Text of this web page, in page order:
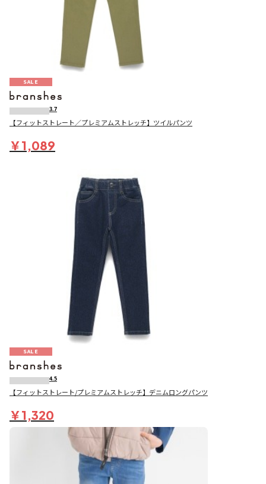
SALE
3.7
【フィットストレート／プレミアムストレッチ】ツイルパンツ
￥1,089
SALE
4.5
【フィットストレート/プレミアムストレッチ】デニムロングパンツ
￥1,320